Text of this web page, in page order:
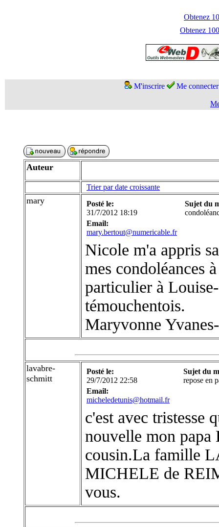
Obtenez
Obtenez
M'inscrire Me connecter
Auteur
Trier par date croissante
mary
Posté le:
31/7/2012 18:19
Sujet du
Email:
mary.bertout@numericable.fr
Nicole m'a appris
mes condoléances
particulier à
témouchentois.
Maryvonne
lavabre-
schmitt
Posté le:
29/7/2012 22:58
Sujet du
repose en
Email:
micheledetunis@hotmail.fr
c'est avec tristesse
nouvelle mon
cousin.La famille
MICHELE de
vous.